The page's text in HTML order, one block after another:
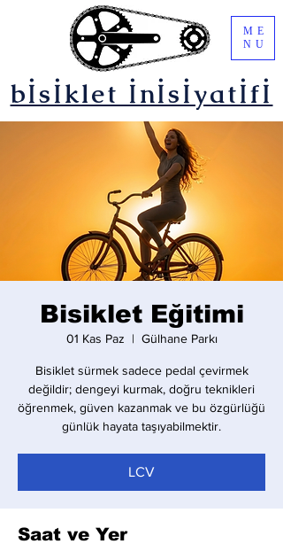
bİsİklet İnİsİyatİfİ
ME
NU
Bisiklet Eğitimi
01 Kas Paz
  |
Gülhane Parkı
Bisiklet sürmek sadece pedal çevirmek
değildir; dengeyi kurmak, doğru teknikleri
öğrenmek, güven kazanmak ve bu özgürlüğü
günlük hayata taşıyabilmektir.
LCV
Saat ve Yer